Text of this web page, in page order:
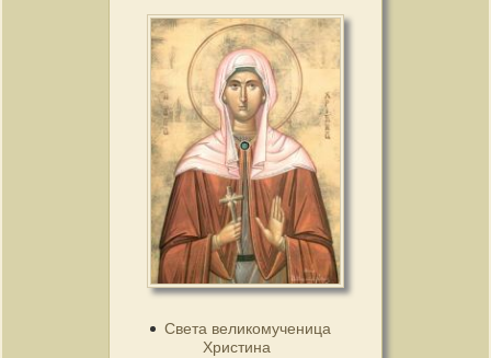
Света великомученица
Христина